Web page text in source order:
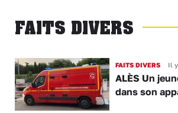
FAITS DIVERS
FAITS DIVERS Il
ALÈS Un
dans son